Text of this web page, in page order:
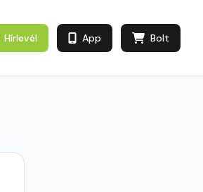
Hírlevél App Bolt